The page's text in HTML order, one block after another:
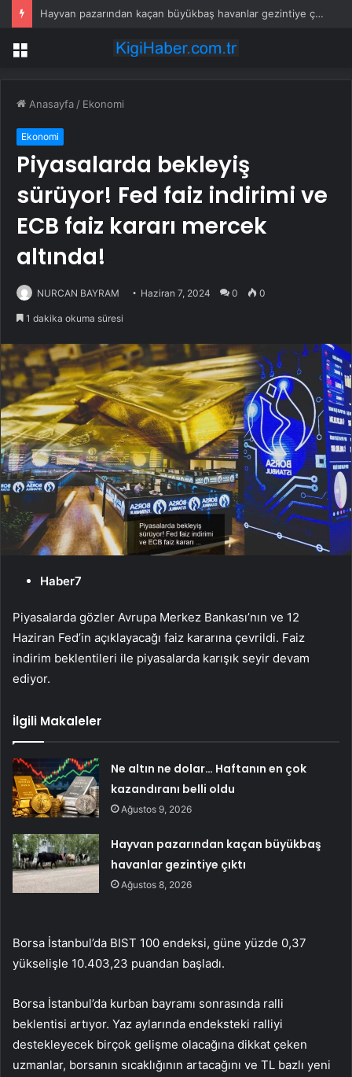
Hayvan pazarından kaçan büyükbaş havanlar gezintiye çıktı
Menü
Anasayfa / Ekonomi
Ekonomi
Piyasalarda bekleyiş
sürüyor! Fed faiz indirimi ve
ECB faiz kararı mercek
altında!
NURCAN BAYRAM Haziran 7, 2024 0 0
1 dakika okuma süresi
Haber7
Piyasalarda gözler Avrupa Merkez Bankası’nın ve 12
Haziran Fed’in açıklayacağı faiz kararına çevrildi. Faiz
indirim beklentileri ile piyasalarda karışık seyir devam
ediyor.
İlgili Makaleler
Ne altın ne dolar… Haftanın en çok
kazandıranı belli oldu
Ağustos 9, 2026
Hayvan pazarından kaçan büyükbaş
havanlar gezintiye çıktı
Ağustos 8, 2026
Borsa İstanbul’da BIST 100 endeksi, güne yüzde 0,37
yükselişle 10.403,23 puandan başladı.
Borsa İstanbul’da kurban bayramı sonrasında ralli
beklentisi artıyor. Yaz aylarında endeksteki ralliyi
destekleyecek birçok gelişme olacağına dikkat çeken
uzmanlar, borsanın sıcaklığının artacağını ve TL bazlı yeni